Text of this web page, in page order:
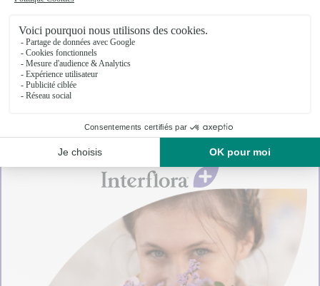
verre, oiseau en porcelaine, paire de lunettes, livres,
1- Ourson en peluche Harry , taille 24 cm, Norme CE-tous âges. 2- Vase en plastique
transparent L12 x P12 x H16 cm. 3- Mini vase en plastique transparent L8 x P8 x H14 cm.
4-Contenant non contractuel. 5-La couleur de la plante peut varier selon
l'approvisionnement du fleuriste. 11-Vase tube en verre format Medium Ø 12 x H 20 cm
. 12- Vase tube en verre format Large Ø 12 x H 25 cm.